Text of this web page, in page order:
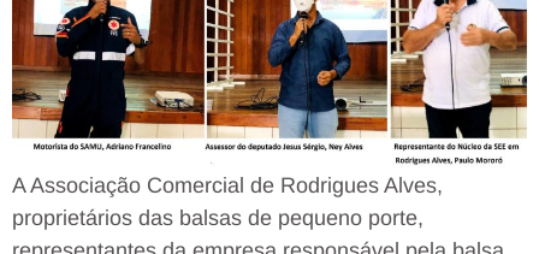
A Associação Comercial de Rodrigues Alves,
proprietários das balsas de pequeno porte,